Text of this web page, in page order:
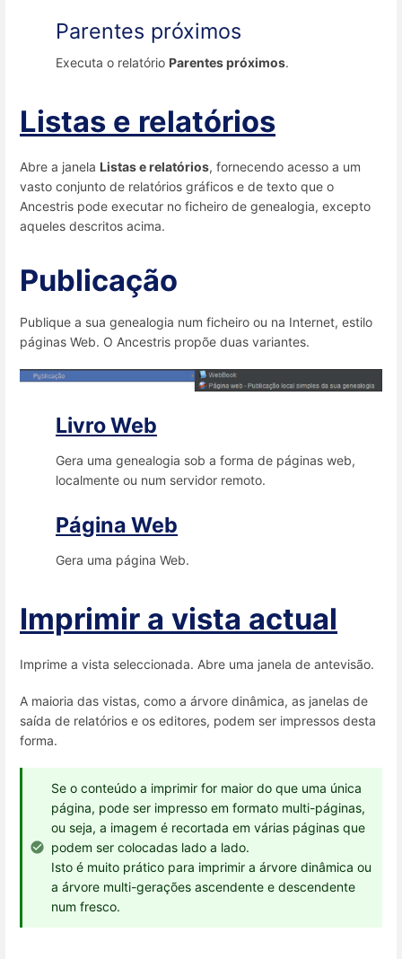
Parentes próximos
Executa o relatório Parentes próximos.
Listas e relatórios
Abre a janela Listas e relatórios, fornecendo acesso a um
vasto conjunto de relatórios gráficos e de texto que o
Ancestris pode executar no ficheiro de genealogia, excepto
aqueles descritos acima.
Publicação
Publique a sua genealogia num ficheiro ou na Internet, estilo
páginas Web. O Ancestris propõe duas variantes.
Livro Web
Gera uma genealogia sob a forma de páginas web,
localmente ou num servidor remoto.
Página Web
Gera uma página Web.
Imprimir a vista actual
Imprime a vista seleccionada. Abre uma janela de antevisão.
A maioria das vistas, como a árvore dinâmica, as janelas de
saída de relatórios e os editores, podem ser impressos desta
forma.
Se o conteúdo a imprimir for maior do que uma única
página, pode ser impresso em formato multi-páginas,
ou seja, a imagem é recortada em várias páginas que
podem ser colocadas lado a lado.
Isto é muito prático para imprimir a árvore dinâmica ou
a árvore multi-gerações ascendente e descendente
num fresco.